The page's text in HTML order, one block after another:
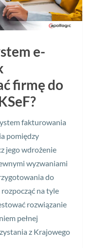
e-
firmę do
fakturowania
pomiędzy
jego wdrożenie
wyzwaniami
do
na tyle
rozwiązanie
pełnej
z Krajowego